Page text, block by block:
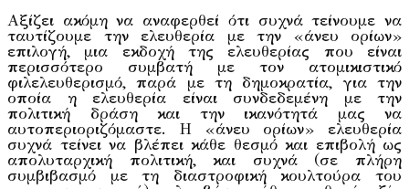
Αξίζει ακόμη να αναφερθεί ότι συχνά τείνουμε να
ταυτίζουμε την ελευθερία με την «άνευ ορίων»
επιλογή, μια εκδοχή της ελευθερίας που είναι
περισσότερο συμβατή με τον ατομικιστικό
φιλελευθερισμό, παρά με τη δημοκρατία, για την
οποία η ελευθερία είναι συνδεδεμένη με την
πολιτική δράση και την ικανότητά μας να
αυτοπεριοριζόμαστε. Η «άνευ ορίων» ελευθερία
συχνά τείνει να βλέπει κάθε θεσμό και επιβολή ως
απολυταρχική πολιτική, και συχνά (σε πλήρη
συμβιβασμό με τη διαστροφική κουλτούρα του